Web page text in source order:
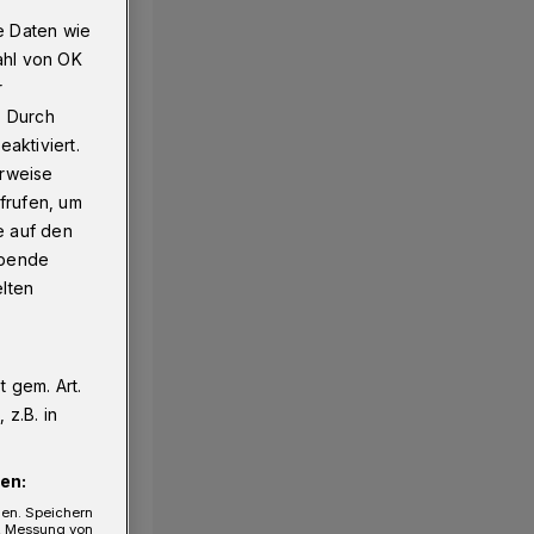
Daten wie
von OK
Durch
um
auf den
gem. Art.
z.B. in
Speichern
von